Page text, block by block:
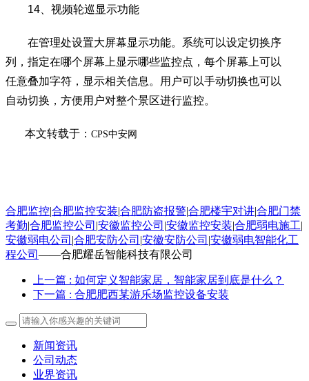
14、视频轮巡显示功能
在管理处设置大屏幕显示功能。系统可以设定切换序
列，指定在哪个屏幕上显示哪些监控点，每个屏幕上可以
任意叠加字符，显示相关信息。用户可以手动切换也可以
自动切换，方便用户对整个景区进行监控。
本文转载于： CPS中安网
合肥监控|合肥监控安装|合肥防盗报警|合肥楼宇对讲|合肥门禁
考勤|合肥监控公司 |安徽监控公司 |安徽监控安装|合肥弱电施工|
安徽弱电公司 |合肥安防公司 |安徽安防公司 |安徽弱电智能化工
程公司 ——合肥耀岳智能科技有限公司
上一篇 : 如何定义智能家居，智能家居到底是什么？
下一篇 : 合肥肥西某游乐场监控设备安装
新闻资讯
公司动态
业界资讯